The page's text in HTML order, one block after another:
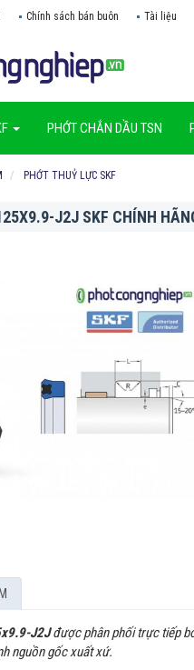
Chính sách bán buôn Tài liệu
PHỚT CHẮN DẦU TSN
PHỚT THUỶ LỰC SKF
J2J SKF CHÍNH
J2Jđược phân phối trực tiếp
nguồn gốc xuất xứ.